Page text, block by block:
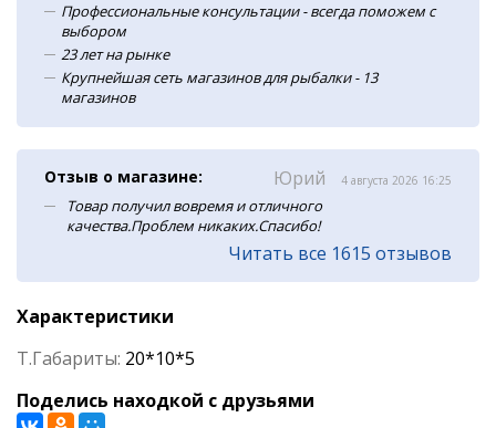
Профессиональные консультации - всегда поможем с
выбором
23 лет на рынке
Крупнейшая сеть магазинов для рыбалки - 13
магазинов
Отзыв о магазине: Юрий 4 августа 2026 16:25
Товар получил вовремя и отличного
качества.Проблем никаких.Спасибо!
Читать все 1615 отзывов
Характеристики
Т.Габариты: 20*10*5
Поделись находкой с друзьями